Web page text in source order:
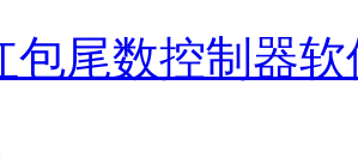
包尾数控制器软